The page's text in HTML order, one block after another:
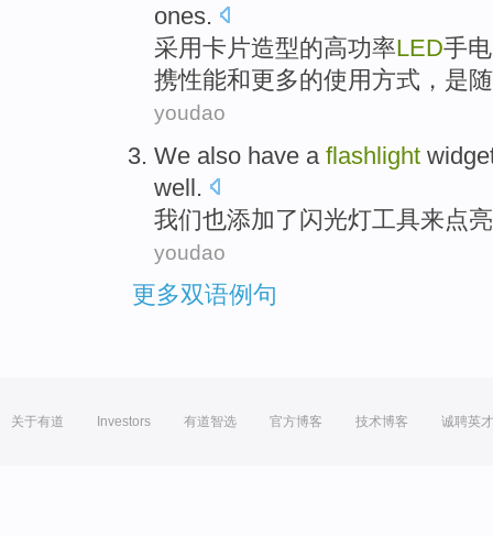
ones.
采用卡片造型的高功率LED手电
携性能和更多的使用方式，是
youdao
We also have a flashlight
well.
我们也添加了闪光灯工具来点
youdao
更多双语例句
关于有道 Investors 有道智选 官方博客 技术博客 诚聘英才